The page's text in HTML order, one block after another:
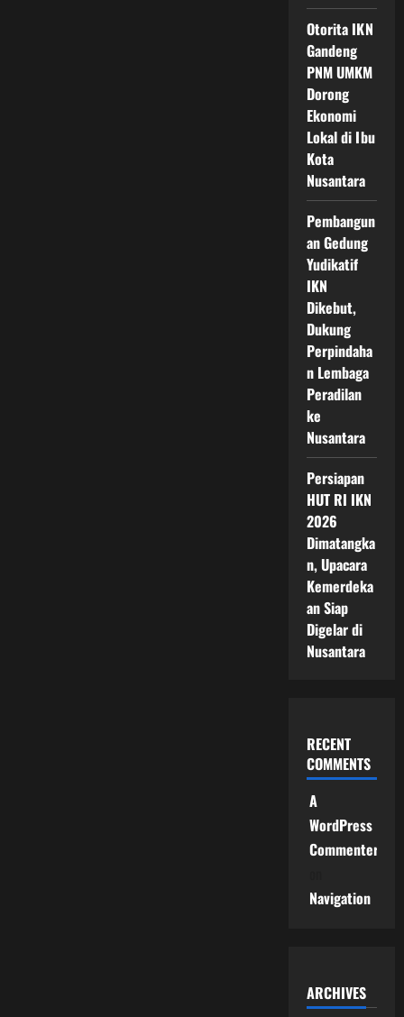
Otorita IKN
Gandeng
PNM UMKM
Dorong
Ekonomi
Lokal di Ibu
Kota
Nusantara
Pembangun
an Gedung
Yudikatif
IKN
Dikebut,
Dukung
Perpindaha
n Lembaga
Peradilan
ke
Nusantara
Persiapan
HUT RI IKN
2026
Dimatangka
n, Upacara
Kemerdeka
an Siap
Digelar di
Nusantara
RECENT
COMMENTS
A
WordPress
Commenter
Navigation
ARCHIVES